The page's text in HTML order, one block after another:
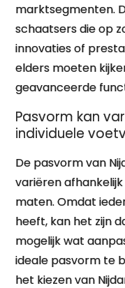
marktsegmenten.
schaatsers die op
innovaties of
elders moeten
geavanceerde
Pasvorm kan
individuele
De pasvorm van
variëren
maten. Omdat
heeft, kan het zijn
mogelijk wat
ideale pasvorm te
het kiezen van